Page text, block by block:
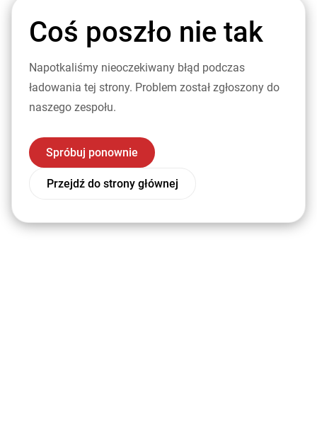
Coś poszło nie tak
Napotkaliśmy nieoczekiwany błąd podczas
ładowania tej strony. Problem został zgłoszony do
naszego zespołu.
Spróbuj ponownie
Przejdź do strony głównej